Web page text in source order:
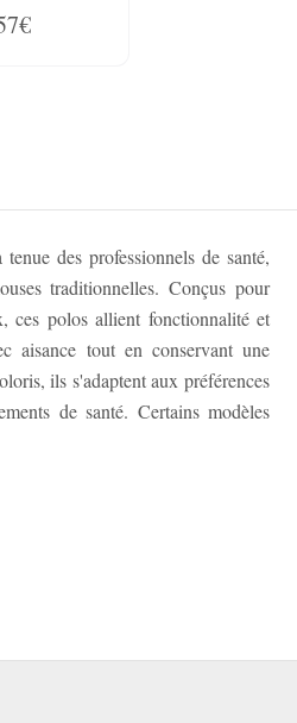
3XL,39 Vert
des professionnels de santé,
traditionnelles. Conçus pour
ces polos allient fonctionnalité et
aisance tout en conservant une
ils s'adaptent aux préférences
de santé. Certains modèles
respirants, assurant une hygiène
choisissant un polo médical de
tenue durable qui reflète leur